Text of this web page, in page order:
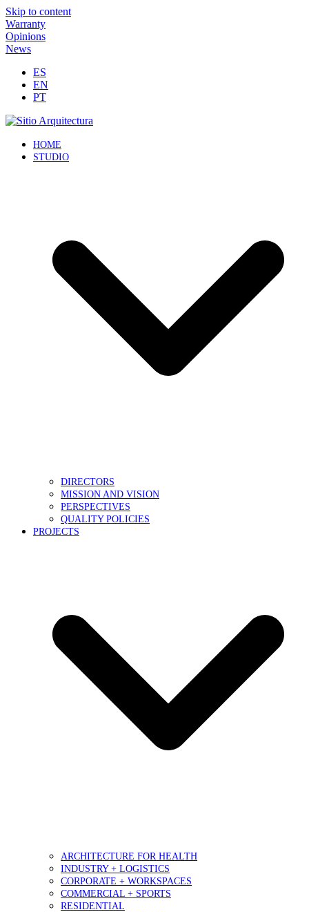
Skip to content
Warranty
Opinions
News
ES
EN
PT
HOME
STUDIO
DIRECTORS
MISSION AND VISION
PERSPECTIVES
QUALITY POLICIES
PROJECTS
ARCHITECTURE FOR HEALTH
INDUSTRY + LOGISTICS
CORPORATE + WORKSPACES
COMMERCIAL + SPORTS
RESIDENTIAL